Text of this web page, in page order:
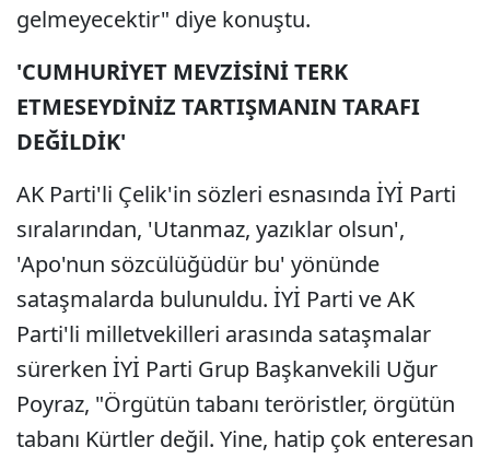
gelmeyecektir" diye konuştu.
'CUMHURİYET MEVZİSİNİ TERK
ETMESEYDİNİZ TARTIŞMANIN TARAFI
DEĞİLDİK'
AK Parti'li Çelik'in sözleri esnasında İYİ Parti
sıralarından, 'Utanmaz, yazıklar olsun',
'Apo'nun sözcülüğüdür bu' yönünde
sataşmalarda bulunuldu. İYİ Parti ve AK
Parti'li milletvekilleri arasında sataşmalar
sürerken İYİ Parti Grup Başkanvekili Uğur
Poyraz, "Örgütün tabanı teröristler, örgütün
tabanı Kürtler değil. Yine, hatip çok enteresan